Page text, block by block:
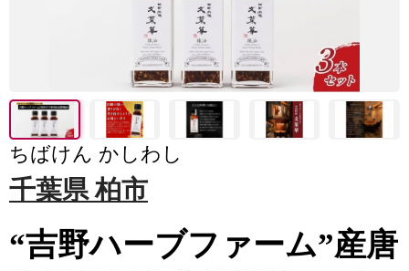
ちばけん かしわし
千葉県 柏市
“吉野ハーブファーム”産唐